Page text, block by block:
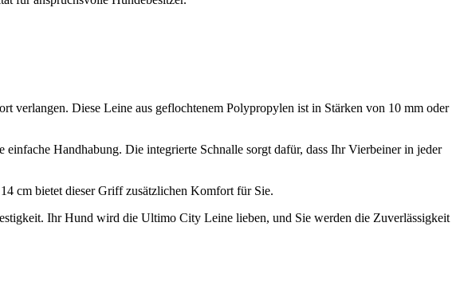
verlangen. Diese Leine aus geflochtenem Polypropylen ist in Stärken von 10 mm oder
Handhabung. Die integrierte Schnalle sorgt dafür, dass Ihr Vierbeiner in jeder
cm bietet dieser Griff zusätzlichen Komfort für Sie.
Ihr Hund wird die Ultimo City Leine lieben, und Sie werden die Zuverlässigkeit